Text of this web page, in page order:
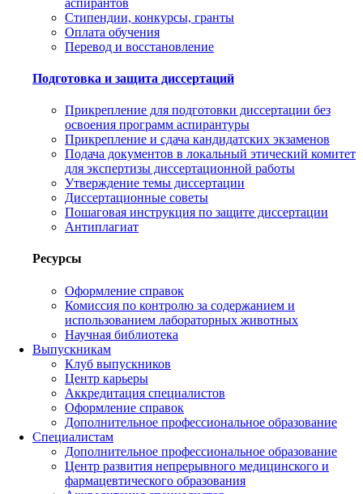
Стипендии, конкурсы, гранты
Оплата обучения
Перевод и восстановление
Подготовка и защита диссертаций
Прикрепление для подготовки диссертации без
освоения программ аспирантуры
Прикрепление и сдача кандидатских экзаменов
Подача документов в локальный этический комитет
для экспертизы диссертационной работы
Утверждение темы диссертации
Диссертационные советы
Пошаговая инструкция по защите диссертации
Антиплагиат
Ресурсы
Оформление справок
Комиссия по контролю за содержанием и
использованием лабораторных животных
Научная библиотека
Выпускникам
Клуб выпускников
Центр карьеры
Аккредитация специалистов
Оформление справок
Дополнительное профессиональное образование
Специалистам
Дополнительное профессиональное образование
Центр развития непрерывного медицинского и
фармацевтического образования